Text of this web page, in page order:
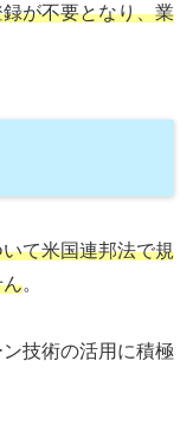
が不要となり、業
て米国連邦法で規
ん。
技術の活用に積極